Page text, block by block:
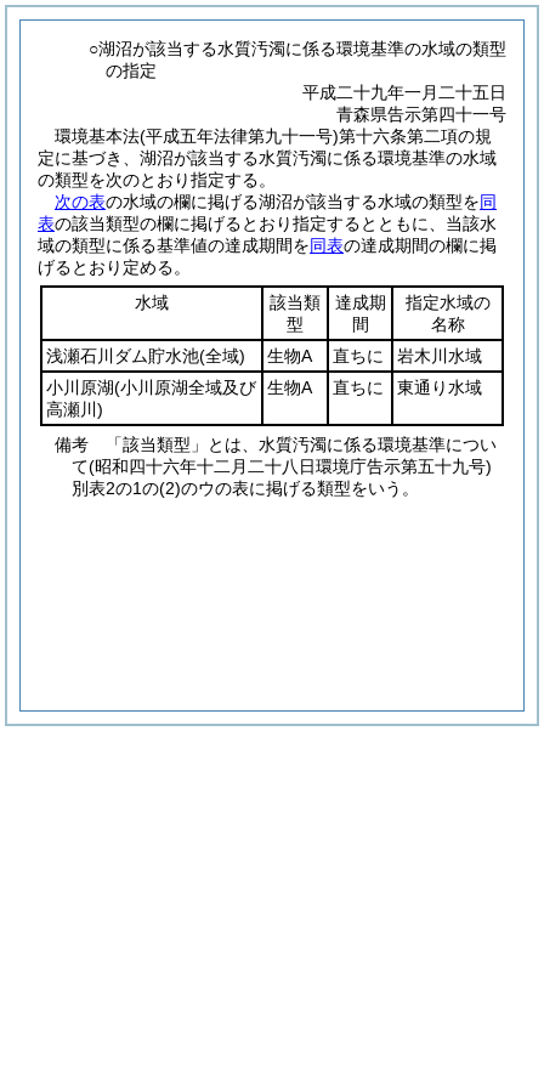
○湖沼が該当する水質汚濁に係る環境基準の水域の類型
の指定
平成二十九年一月二十五日
青森県告示第四十一号
環境基本法(平成五年法律第九十一号)第十六条第二項の規
定に基づき、湖沼が該当する水質汚濁に係る環境基準の水域
の類型を次のとおり指定する。
次の表の水域の欄に掲げる湖沼が該当する水域の類型を同
表の該当類型の欄に掲げるとおり指定するとともに、当該水
域の類型に係る基準値の達成期間を同表の達成期間の欄に掲
げるとおり定める。
水域
該当類
型
達成期
間
指定水域の
名称
浅瀬石川ダム貯水池(全域) 生物A 直ちに
岩木川水域
小川原湖(小川原湖全域及び
高瀬川)
生物A 直ちに 東通り水域
備考 「該当類型」とは、水質汚濁に係る環境基準につい
て(昭和四十六年十二月二十八日環境庁告示第五十九号)
別表2の1の(2)のウの表に掲げる類型をいう。